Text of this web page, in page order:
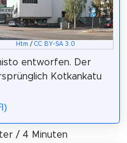
Htm /CC BY-SA 3.0
entworfen. Der
Kotkankatu
/ 4 Minuten